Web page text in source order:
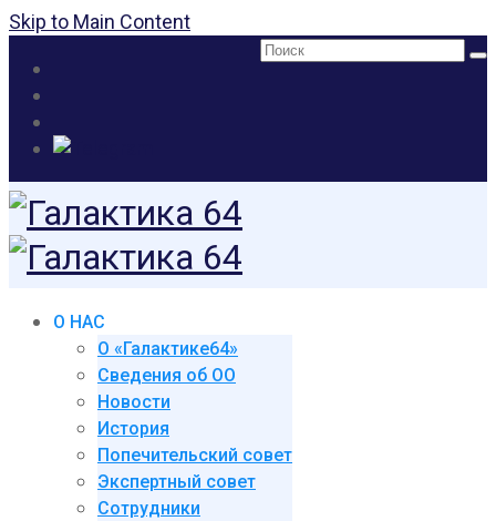
Skip to Main Content
Поиск:
О НАС
О «Галактике64»
Сведения об ОО
Новости
История
Попечительский совет
Экспертный совет
Сотрудники